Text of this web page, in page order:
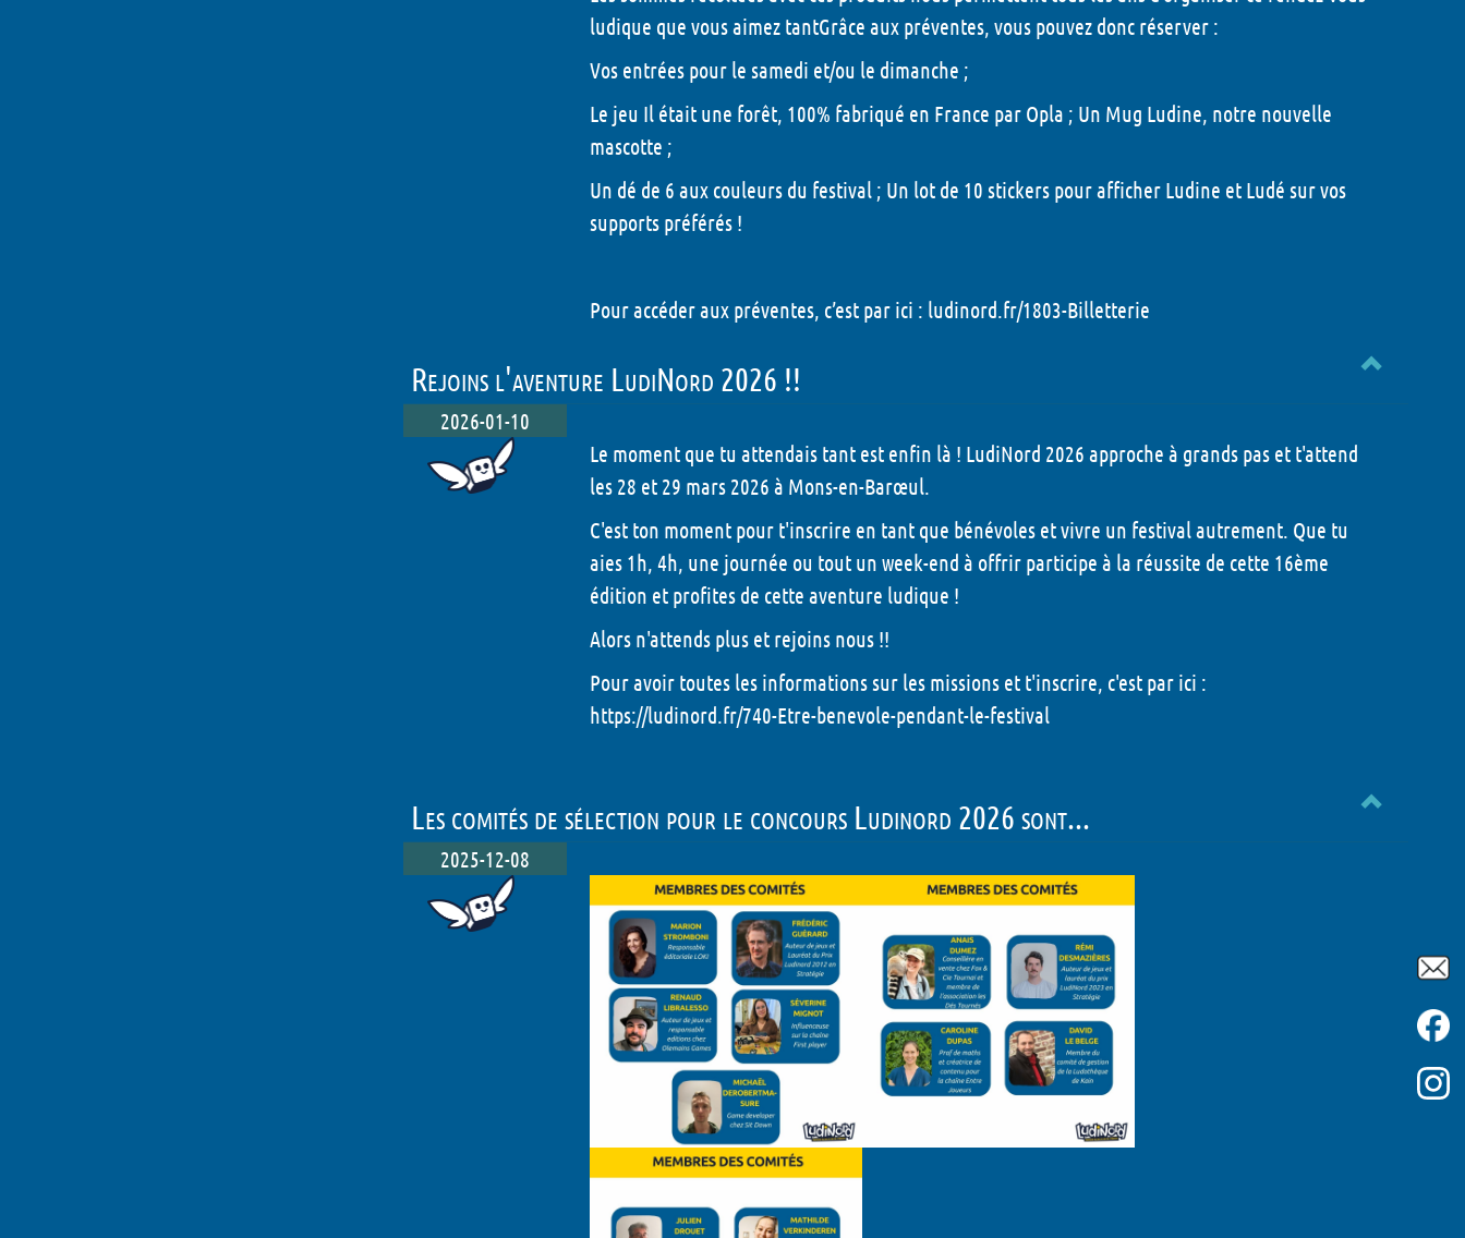
ludique que vous aimez tantGrâce aux préventes, vous pouvez donc réserver :
Vos entrées pour le samedi et/ou le dimanche ;
Le jeu Il était une forêt, 100% fabriqué en France par Opla ; Un Mug Ludine, notre nouvelle
mascotte ;
Un dé de 6 aux couleurs du festival ; Un lot de 10 stickers pour afficher Ludine et Ludé sur vos
supports préférés !
Pour accéder aux préventes, c’est par ici : ludinord.fr/1803-Billetterie
Rejoins l'aventure LudiNord 2026 !!
2026-01-10
Le moment que tu attendais tant est enfin là ! LudiNord 2026 approche à grands pas et t'attend
les 28 et 29 mars 2026 à Mons-en-Barœul.
C'est ton moment pour t'inscrire en tant que bénévoles et vivre un festival autrement. Que tu
aies 1h, 4h, une journée ou tout un week-end à offrir participe à la réussite de cette 16ème
édition et profites de cette aventure ludique !
Alors n'attends plus et rejoins nous !!
Pour avoir toutes les informations sur les missions et t'inscrire, c'est par ici :
https://ludinord.fr/740-Etre-benevole-pendant-le-festival
Les comités de sélection pour le concours Ludinord 2026 sont...
2025-12-08